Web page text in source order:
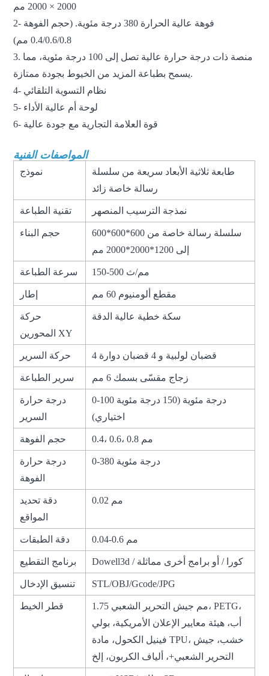
2000 × 2000 مم
2- فوهة عالية الحرارة 380 درجة مئوية. (حجم الفوهة
0.4/0.6/0.8 مم)
3. منصة ذات درجة حرارة عالية تصل إلى 100 درجة مئوية، مما
يسمح بطباعة المزيد من الخيوط بجودة ممتازة.
4- نظام التسوية التلقائي
5- لوحة أم عالية الأداء
6- قوة العلامة التجارية مع جودة عالية
المواصفات الفنية
طابعة ثلاثية الأبعاد سريعة من سلسلة
رسالة خاصة زائد
تقنية الطباعة نمذجة الترسيب المنصهر
حجم البناء
سلسلة رسالة خاصة من 600*600*600
سرعة الطباعة 150-500 مم/ث
إطار مقطع ألومنيوم 60 مم
حركة
المحورين XY
سكة خطية عالية الدقة
حركة السرير 4 قضبان لولبية و 4 قضبان دوارة
سرير الطباعة زجاج مقسّى بسمك 6 مم
درجة حرارة
السرير
0-100 درجة مئوية (150 درجة مئوية
اختياري)
حجم الفوهة 0.4، 0.6، 0.8 مم
درجة حرارة
الفوهة
0-380 درجة مئوية
دقة تحديد
المواقع
0.02 مم
دقة الطبقات 0.04-0.6 مم
برنامج التقطيع Dowell3d / كورا / أو برامج أخرى مماثلة
تنسيق الإدخال STL/OBJ/Gcode/JPG
قطر الخيط
1.75 مم جيش التحرير الشعبي، PETG،
أب، هيئة معايير الإعلان الأمريكية، بولي
فينيل الكحول، مادة TPU، خشب، جيش
التحرير الشعبي+، ألياف الكربون، إلخ